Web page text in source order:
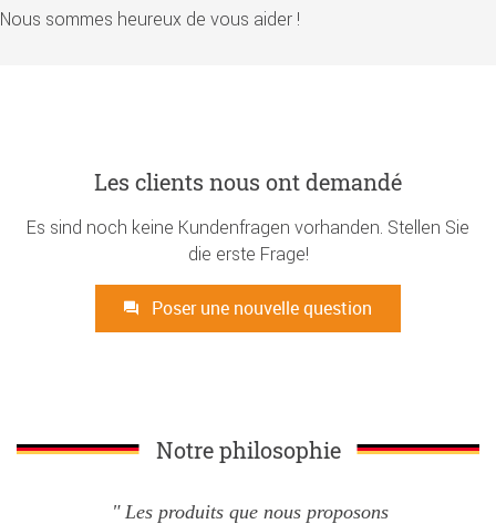
Nous sommes heureux de vous aider !
Les clients nous ont demandé
Es sind noch keine Kundenfragen vorhanden. Stellen Sie
die erste Frage!
Poser une nouvelle question
Notre philosophie
Les produits que nous proposons